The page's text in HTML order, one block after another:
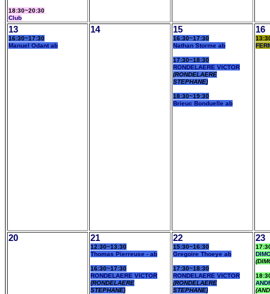
18:30~20:30
Club
13
16:30~17:30
Manuel Odant ab
14 15
16:30~17:30
Nathan Storme ab
17:30~18:30
RONDELAERE VICTOR
(RONDELAERE
STEPHANE)
18:30~19:30
Brieuc Bonduelle ab
16
20 21
12:30~13:30
Thomas Pierreuse - ab
16:30~17:30
RONDELAERE VICTOR
(RONDELAERE
STEPHANE)
22
15:30~16:30
Gregoire Thoeye ab
17:30~18:30
RONDELAERE VICTOR
(RONDELAERE
STEPHANE)
23